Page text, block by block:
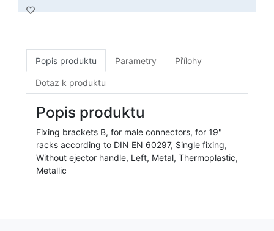
Popis produktu Parametry Přílohy
Dotaz k produktu
Popis produktu
Fixing brackets B, for male connectors, for 19"
racks according to DIN EN 60297, Single fixing,
Without ejector handle, Left, Metal, Thermoplastic,
Metallic